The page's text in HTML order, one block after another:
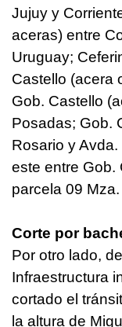
Jujuy y
aceras) entre
Uruguay;
Castello (acera
Gob. Castello
Posadas; Gob.
Rosario y
este entre Gob.
parcela 09
Corte por
Por otro lado,
Infraestructura
cortado el
la altura de